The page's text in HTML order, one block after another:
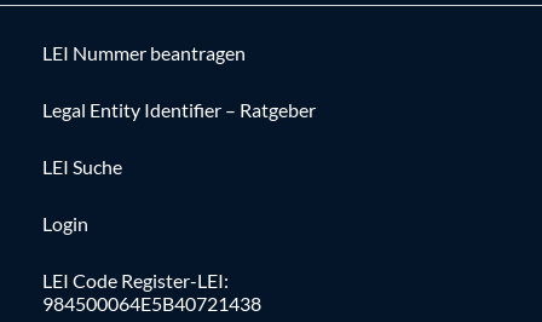
LEI Nummer beantragen
Legal Entity Identifier – Ratgeber
LEI Suche
Login
LEI Code Register-LEI:
984500064E5B40721438